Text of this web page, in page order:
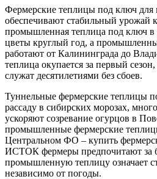
Фермерские теплицы под ключ для
обеспечивают стабильный урожай
промышленная теплица под ключ
цветы круглый год, а
работают от Калининграда до
теплица окупается за первый
служат десятилетиями без сбоев.
Туннельные фермерские теплицы
рассаду в сибирских морозах,
ускоряют созревание огурцов в
промышленные фермерские
Центральном ФО – купить
ИСТОК фермеры предпочитают за
промышленную теплицу означает
независимо от погоды.